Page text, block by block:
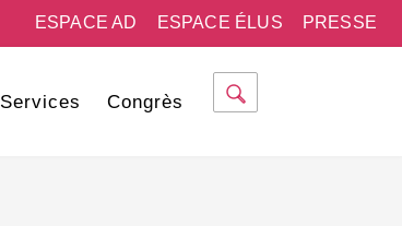
PRESSE
ESPACE ÉLUS
ESPACE AD
Services Congrès